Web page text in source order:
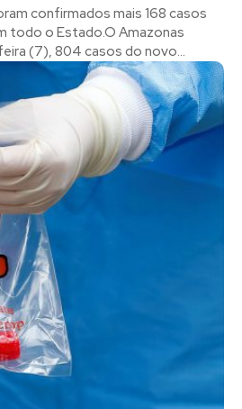
confirmados mais 168 casos
todo o Estado.O Amazonas
(7), 804 casos do novo...